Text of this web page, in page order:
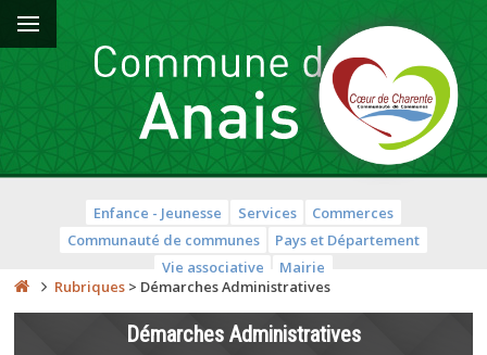
Enfance - Jeunesse Services
Commerces
Communauté de communes
Pays et Département
Vie associative
Mairie
Rubriques > Démarches Administratives
Démarches Administratives